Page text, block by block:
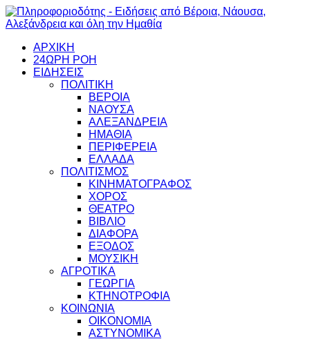
ΑΡΧΙΚΗ
24ΩΡΗ ΡΟΗ
ΕΙΔΗΣΕΙΣ
ΠΟΛΙΤΙΚΗ
ΒΕΡΟΙΑ
ΝΑΟΥΣΑ
ΑΛΕΞΑΝΔΡΕΙΑ
ΗΜΑΘΙΑ
ΠΕΡΙΦΕΡΕΙΑ
ΕΛΛΑΔΑ
ΠΟΛΙΤΙΣΜΟΣ
ΚΙΝΗΜΑΤΟΓΡΑΦΟΣ
ΧΟΡΟΣ
ΘΕΑΤΡΟ
ΒΙΒΛΙΟ
ΔΙΑΦΟΡΑ
ΕΞΟΔΟΣ
ΜΟΥΣΙΚΗ
ΑΓΡΟΤΙΚΑ
ΓΕΩΡΓΙΑ
ΚΤΗΝΟΤΡΟΦΙΑ
ΚΟΙΝΩΝΙΑ
ΟΙΚΟΝΟΜΙΑ
ΑΣΤΥΝΟΜΙΚΑ